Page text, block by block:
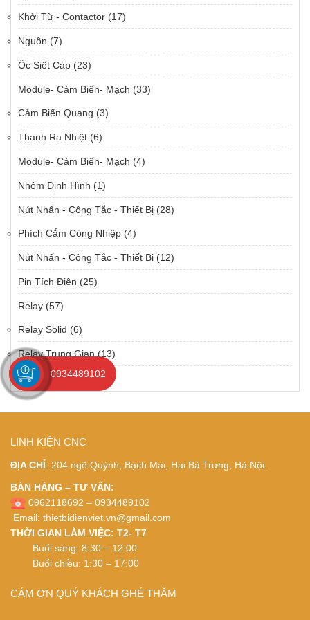
Khởi Từ - Contactor (17)
Nguồn (7)
Ốc Siết Cáp (23)
Module- Cảm Biến- Mạch (33)
Cảm Biến Quang (3)
Thanh Ra Nhiệt (6)
Module- Cảm Biến- Mạch (4)
Nhôm Định Hình (1)
Nút Nhấn - Công Tắc - Thiết Bị (28)
Phích Cắm Công Nhiệp (4)
Nút Nhấn - Công Tắc - Thiết Bị (12)
Pin Tích Điện (25)
Relay (57)
Relay Solid (6)
Relay Trung Gian (13)
Relay (1)
LINH KIỆN CNC
ĐỊA CHỈ: 204 ngõ Quỳnh, Bạch Mai, Hai Bà Trưng, Hà Nội.
BÁN HÀNG – TƯ VẤN:
0962118692 – 0934489102
Email: thietbidienviet.vn@gmail.com
THỜI GIAN LÀM VIỆC: T2- T7
Buổi sáng: 8:30 – 12:00
Buổi chiều: 1:30 – 17:00
CÁM ƠN QUÝ KHÁCH GHÉ THĂM
0934489102